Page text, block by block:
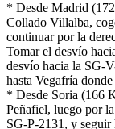
* Desde Madrid
Collado Villalba,
continuar por la
Tomar el desvío
desvío hacia la SG-
hasta Vegafría
* Desde Soria (166
Peñafiel, luego por
SG-P-2131, y seguir